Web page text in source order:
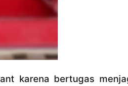
karena bertugas